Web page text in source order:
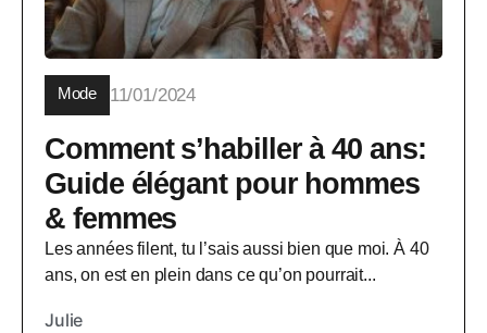
Mode 11/01/2024
Comment s’habiller à 40 ans:
Guide élégant pour hommes
& femmes
Les années filent, tu l’sais aussi bien que moi. À 40
ans, on est en plein dans ce qu’on pourrait...
Julie